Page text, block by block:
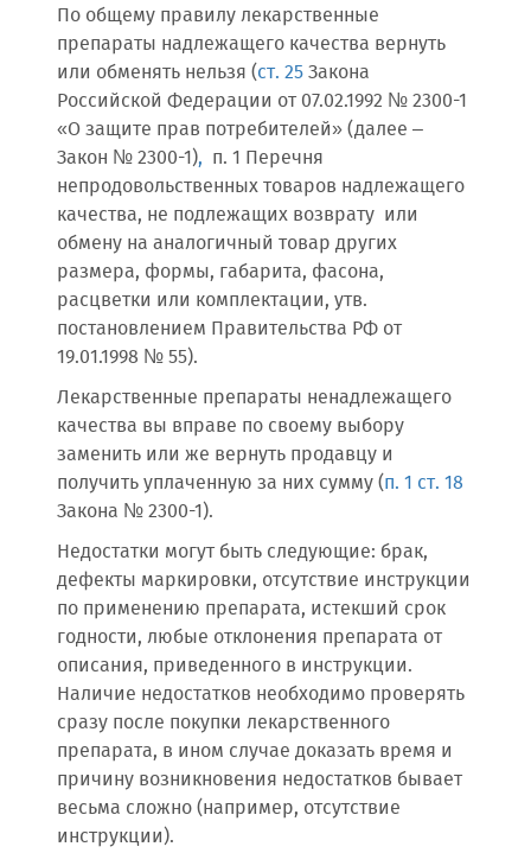
По общему правилу лекарственные
препараты надлежащего качества вернуть
или обменять нельзя (ст. 25Закона
Российской Федерации от 07.02.1992 № 2300-1
«О защите прав потребителей» (далее –
Закон № 2300-1), п. 1 Перечня
непродовольственных товаров надлежащего
качества, не подлежащих возврату или
обмену на аналогичный товар других
размера, формы, габарита, фасона,
расцветки или комплектации, утв.
постановлением Правительства РФ от
19.01.1998 № 55).
Лекарственные препараты ненадлежащего
качества вы вправе по своему выбору
заменить или же вернуть продавцу и
получить уплаченную за них сумму (п. 1 ст. 18
Закона № 2300-1).
Недостатки могут быть следующие: брак,
дефекты маркировки, отсутствие инструкции
по применению препарата, истекший срок
годности, любые отклонения препарата от
описания, приведенного в инструкции.
Наличие недостатков необходимо проверять
сразу после покупки лекарственного
препарата, в ином случае доказать время и
причину возникновения недостатков бывает
весьма сложно (например, отсутствие
инструкции).